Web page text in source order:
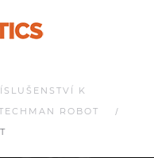
K
ROBOT